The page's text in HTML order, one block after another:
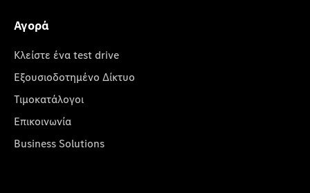
Αγορά
Κλείστε ένα test drive
Εξουσιοδοτημένο Δίκτυο
Τιμοκατάλογοι
Επικοινωνία
Business Solutions